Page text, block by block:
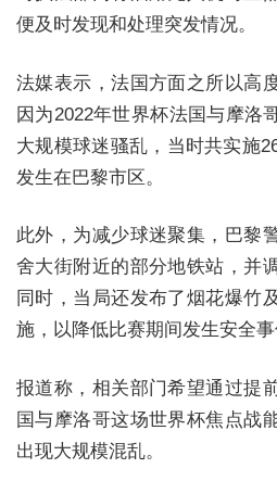
便及时发现和处理突发情况。
法媒表示，法国方面之所以高
因为2022年世界杯法国与摩洛
大规模球迷骚乱，当时共实施
发生在巴黎市区。
此外，为减少球迷聚集，巴黎
舍大街附近的部分地铁站，并
同时，当局还发布了烟花爆竹
施，以降低比赛期间发生安全事
报道称，相关部门希望通过提
国与摩洛哥这场世界杯焦点战
出现大规模混乱。